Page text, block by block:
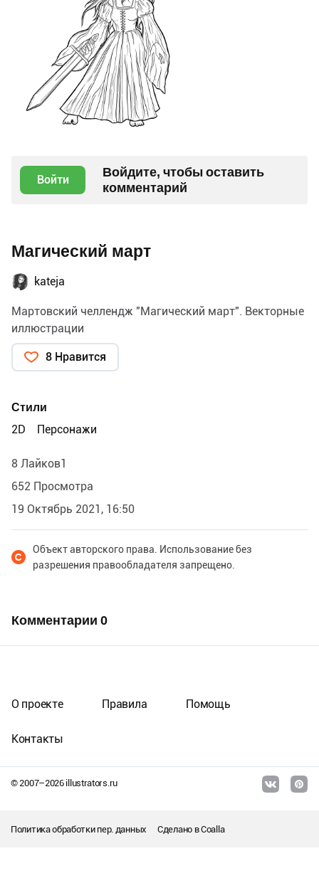
Войти
Войдите, чтобы оставить
комментарий
Магический март
kateja
Мартовский челлендж "Магический март". Векторные
иллюстрации
8 Нравится
Стили
2D
Персонажи
8 Лайков1
652 Просмотра
19 Октябрь 2021, 16:50
Объект авторского права. Использование без
разрешения правообладателя запрещено.
Комментарии 0
© 2007–2026illustrators.ru
О проекте Правила Помощь
Контакты
Политика обработки пер. данных Сделано вCoalla